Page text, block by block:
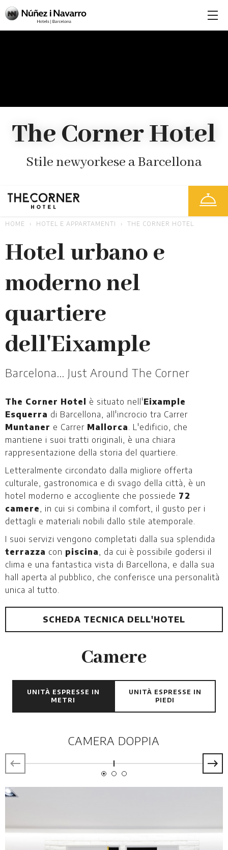
The Corner Hotel
Stile newyorkese a Barcellona
HOME HOTEL E APPARTAMENTI THE CORNER HOTEL
Hotel urbano e
moderno nel
quartiere
dell'Eixample
Barcelona... Just Around The Corner
The Corner Hotel è situato nell'Eixample
Esquerra di Barcellona, all'incrocio tra Carrer
Muntaner e Carrer Mallorca. L'edificio, che
mantiene i suoi tratti originali, è una chiara
rappresentazione della storia del quartiere.
Letteralmente circondato dalla migliore offerta
culturale, gastronomica e di svago della città, è un
hotel moderno e accogliente che possiede 72
camere, in cui si combina il comfort, il gusto per i
dettagli e materiali nobili dallo stile atemporale.
I suoi servizi vengono completati dalla sua splendida
terrazza con piscina, da cui è possibile godersi il
clima e una fantastica vista di Barcellona, e dalla sua
hall aperta al pubblico, che conferisce una personalità
unica al tutto.
SCHEDA TECNICA DELL'HOTEL
Camere
UNITÀ ESPRESSE IN
METRI
UNITÀ ESPRESSE IN
PIEDI
CAMERA DOPPIA